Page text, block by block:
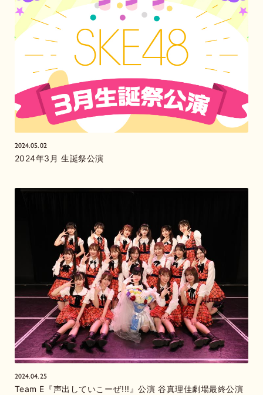
2024.05.02
2024年3月 生誕祭公演
2024.04.25
Team E『声出していこーぜ!!!』公演 谷真理佳劇場最終公演